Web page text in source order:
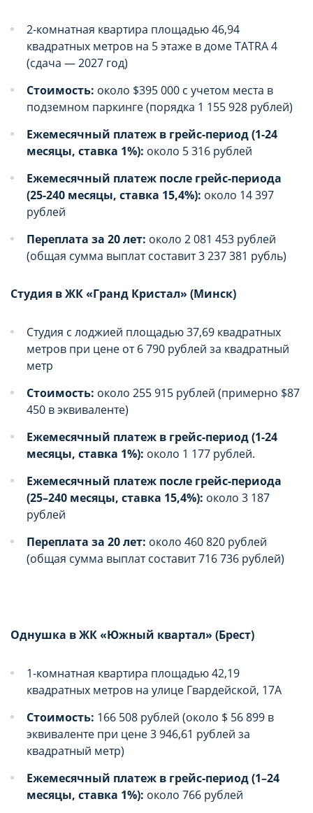
2-комнатная квартира площадью 46,94
квадратных метров на 5 этаже в доме TATRA 4
(сдача — 2027 год)
Стоимость: около $395 000 с учетом места в
подземном паркинге (порядка 1 155 928 рублей)
Ежемесячный платеж в грейс-период (1-24
месяцы, ставка 1%): около 5 316 рублей
Ежемесячный платеж после грейс-периода
(25-240 месяцы, ставка 15,4%): около 14 397
рублей
Переплата за 20 лет: около 2 081 453 рублей
(общая сумма выплат составит 3 237 381 рубль)
Студия в ЖК «Гранд Кристал» (Минск)
Студия с лоджией площадью 37,69 квадратных
метров при цене от 6 790 рублей за квадратный
метр
Стоимость: около 255 915 рублей (примерно $87
450 в эквиваленте)
Ежемесячный платеж в грейс-период (1-24
месяцы, ставка 1%): около 1 177 рублей.
Ежемесячный платеж после грейс-периода
(25–240 месяцы, ставка 15,4%): около 3 187
рублей
Переплата за 20 лет: около 460 820 рублей
(общая сумма выплат составит 716 736 рублей)
Однушка в ЖК «Южный квартал» (Брест)
1-комнатная квартира площадью 42,19
квадратных метров на улице Гвардейской, 17А
Стоимость: 166 508 рублей (около $ 56 899 в
эквиваленте при цене 3 946,61 рублей за
квадратный метр)
Ежемесячный платеж в грейс-период (1–24
месяцы, ставка 1%): около 766 рублей
без которых невозможно корректное
функционирование сайта domovita.by
(далее – Сайт).
Сайт запоминает Ваш выбор настроек на 1
год. По окончании этого периода Сайт
снова запросит Ваше согласие. Вы вправе
изменить свой выбор настроек файлов
cookie (в т.ч. отозвать согласие) в любое
время в интерфейсе Сайта путем перехода
по ссылке в нижней части страницы Сайта
«Выбор настроек cookie».
Перед тем как совершить выбор настроек
параметров использования файлов cookie
Вы можете ознакомиться с
Политикой обработки файлов cookie ООО
"Аниксмедиа"
, а также со списком файлов cookie,
содержащим их описание и сроки
хранения.
Технические/функциональные
(обязательные) cookie-файлы
Данный тип cookie-файлов требуется для
обеспечения функционирования Сайта, в том
пользователе, которая может быть
учета посещаемых сайтов в сети Интернет.
Аналитические cookie-файлы
Данные cookie-файлы необходимы в
статистических целях, позволяют подсчитывать
количество и длительность посещений Сайта,
анализировать как посетители используют Сайт,
что помогает улучшать его
без которых невозможно корректное
функционирование сайта domovita.by
(далее – Сайт).
Сайт запоминает Ваш выбор настроек на 1
год. По окончании этого периода Сайт
снова запросит Ваше согласие. Вы вправе
изменить свой выбор настроек файлов
cookie (в т.ч. отозвать согласие) в любое
время в интерфейсе Сайта путем перехода
по ссылке в нижней части страницы Сайта
«Выбор настроек cookie».
Перед тем как совершить выбор настроек
параметров использования файлов cookie
Вы можете ознакомиться с
Политикой обработки файлов cookie ООО
"Аниксмедиа"
, а также со списком файлов cookie,
содержащим их описание и сроки
хранения.
Технические/функциональные
(обязательные) cookie-файлы
Данный тип cookie-файлов требуется для
обеспечения функционирования Сайта, в том
пользователе, которая может быть
учета посещаемых сайтов в сети Интернет.
Аналитические cookie-файлы
Данные cookie-файлы необходимы в
статистических целях, позволяют подсчитывать
количество и длительность посещений Сайта,
анализировать как посетители используют Сайт,
что помогает улучшать его